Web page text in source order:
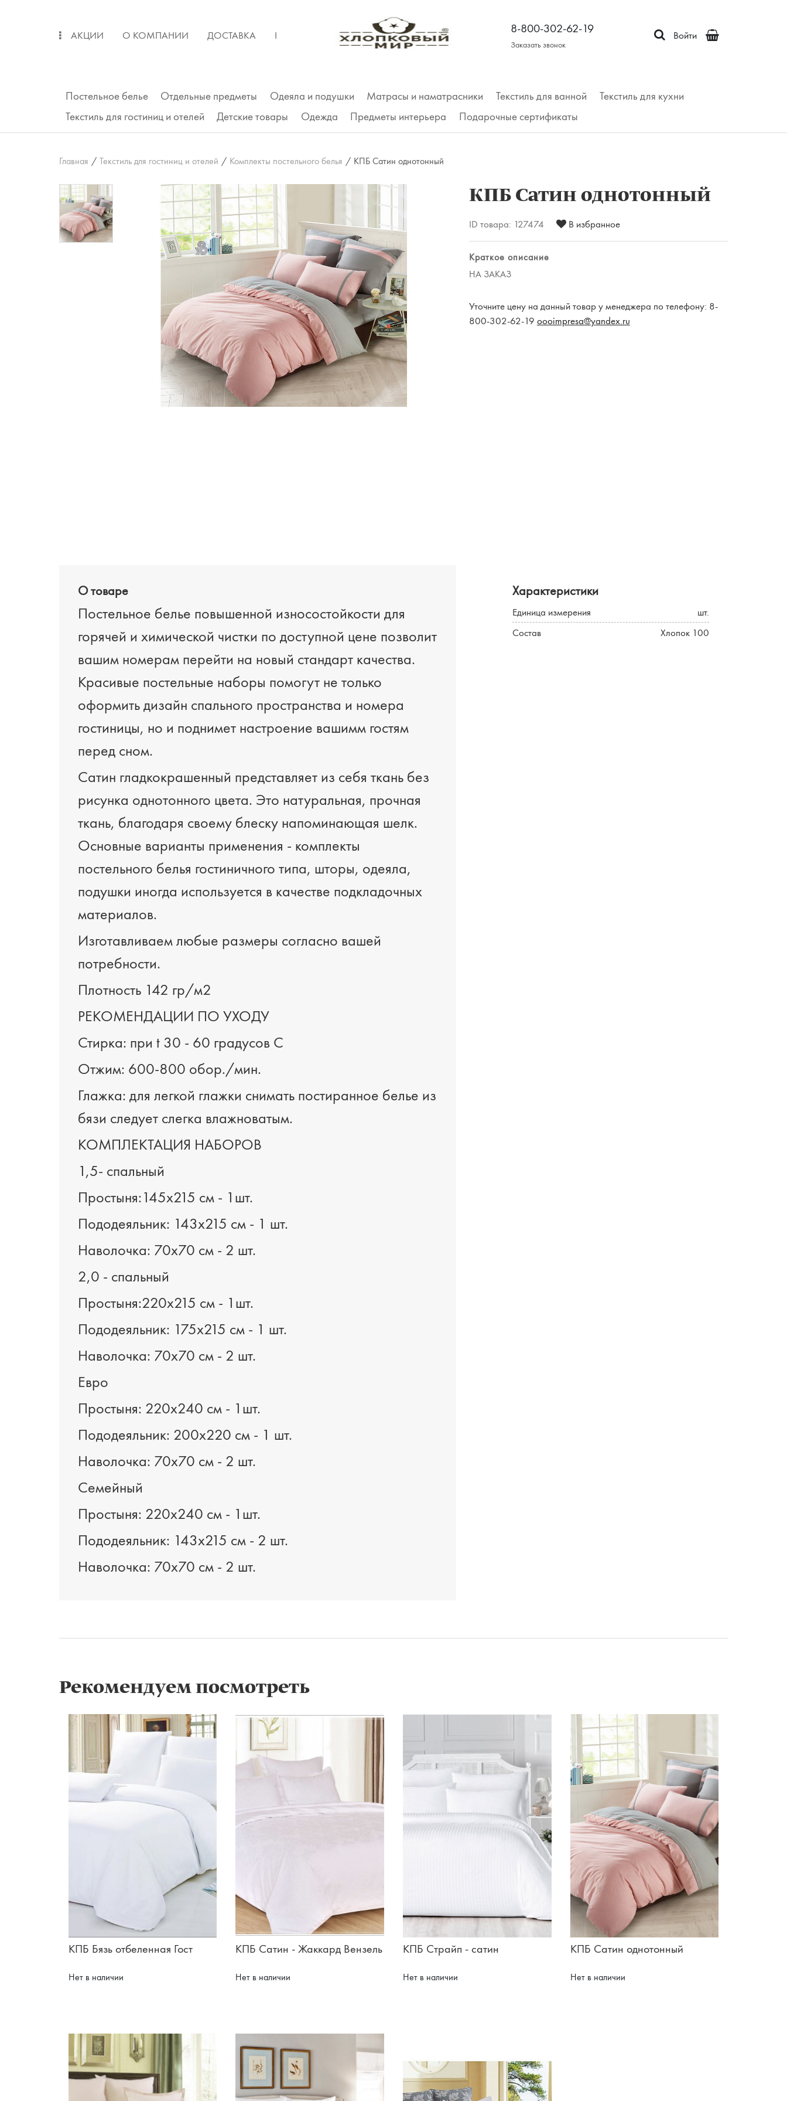
АКЦИИ О КОМПАНИИ ДОСТАВКА КОНТАКТЫ 8-800-302-62-19
Заказать звонок
Войти
Постельное белье Отдельные предметы Одеяла и подушки Матрасы и наматрасники Текстиль для ванной
Текстиль для кухни
Текстиль для гостиниц и отелей
Подушки
Детские товары Одежда
Трусы
Майки, топы
Футболка
Рубашки, платья
Худи, костюмы
Предметы интерьера Подарочные сертификаты
Главная / Текстиль для гостиниц и отелей / Комплекты постельного белья / КПБ Сатин однотонный
КПБ Сатин однотонный
ID товара: 127474 В избранное
Краткое описание
НА ЗАКАЗ
Уточните цену на данный товар у менеджера по телефону: 8-
800-302-62-19 oooimpresa@yandex.ru
О товаре
Постельное белье повышенной износостойкости для
горячей и химической чистки по доступной цене позволит
вашим номерам перейти на новый стандарт качества.
Красивые постельные наборы помогут не только
оформить дизайн спального пространства и номера
гостиницы, но и поднимет настроение вашимм гостям
перед сном.
Сатин гладкокрашенный представляет из себя ткань без
рисунка однотонного цвета. Это натуральная, прочная
ткань, благодаря своему блеску напоминающая шелк.
Основные варианты применения - комплекты
постельного белья гостиничного типа, шторы, одеяла,
подушки иногда используется в качестве подкладочных
материалов.
Изготавливаем любые размеры согласно вашей
потребности.
Плотность 142 гр/м2
РЕКОМЕНДАЦИИ ПО УХОДУ
Стирка: при t 30 - 60 градусов C
Отжим: 600-800 обор./мин.
Глажка: для легкой глажки снимать постиранное белье из
бязи следует слегка влажноватым.
КОМПЛЕКТАЦИЯ НАБОРОВ
1,5- спальный
Простыня:145х215 см - 1шт.
Пододеяльник: 143х215 см - 1 шт.
Наволочка: 70х70 см - 2 шт.
2,0 - спальный
Простыня:220х215 см - 1шт.
Пододеяльник: 175х215 см - 1 шт.
Наволочка: 70х70 см - 2 шт.
Евро
Простыня: 220х240 см - 1шт.
Пододеяльник: 200х220 см - 1 шт.
Наволочка: 70х70 см - 2 шт.
Семейный
Простыня: 220х240 см - 1шт.
Пододеяльник: 143х215 см - 2 шт.
Наволочка: 70х70 см - 2 шт.
Характеристики
Единица измерения
шт.
Состав
Хлопок 100
Рекомендуем посмотреть
КПБ Бязь отбеленная Гост
Нет в наличии
КПБ Сатин - Жаккард Вензель
Нет в наличии
КПБ Страйп - сатин
Нет в наличии
КПБ Сатин однотонный
Нет в наличии